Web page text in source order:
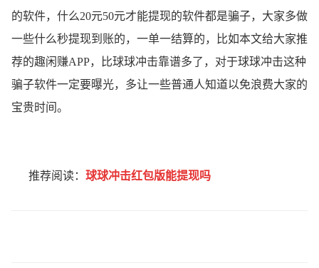
的软件，什么20元50元才能提现的软件都是骗子，大家多做
一些什么秒提现到账的，一单一结算的，比如本文给大家推
荐的趣闲赚APP，比球球冲击靠谱多了，对于球球冲击这种
骗子软件一定要曝光，多让一些普通人知道以免浪费大家的
宝贵时间。
推荐阅读： 球球冲击红包版能提现吗